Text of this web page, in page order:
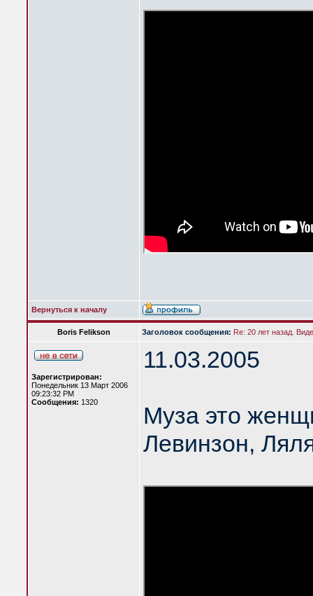
Вернуться к началу
Boris Felikson Заголовок сообщения: Re: 20 лет назад.
Зарегистрирован:
Понедельник 13 Март 2006
09:23:32 PM
Сообщения: 1320
11.03.2005
Муза это
Левинзон,